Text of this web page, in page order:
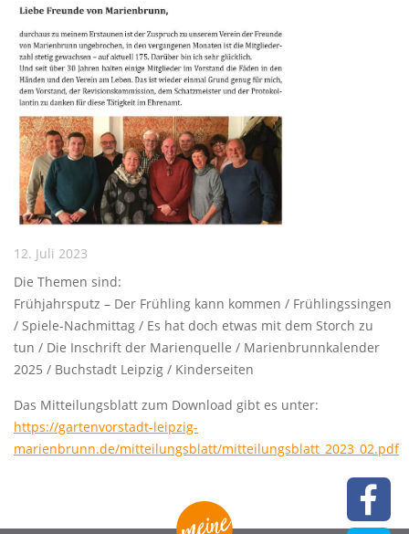
12. Juli 2023
Die Themen sind:
Frühjahrsputz – Der Frühling kann kommen / Frühlingssingen
/ Spiele-Nachmittag / Es hat doch etwas mit dem Storch zu
tun / Die Inschrift der Marienquelle / Marienbrunnkalender
2025 / Buchstadt Leipzig / Kinderseiten
Das Mitteilungsblatt zum Download gibt es unter:
https://gartenvorstadt-leipzig-
marienbrunn.de/mitteilungsblatt/mitteilungsblatt_2023_02.pdf